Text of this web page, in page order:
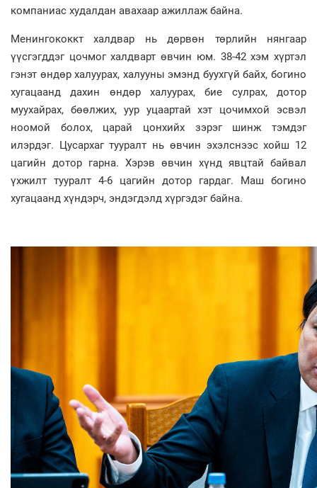
компаниас худалдан авахаар ажиллаж байна.
Менингококкт халдвар нь дөрвөн төрлийн нянгаар
үүсгэгддэг цочмог халдварт өвчин юм. 38-42 хэм хүртэл
гэнэт өндөр халуурах, халууны эмэнд буухгүй байх, богино
хугацаанд дахин өндөр халуурах, бие сулрах, дотор
муухайрах, бөөлжих, уур уцаартай хэт цочимхой эсвэл
ноомой болох, царай цонхийх зэрэг шинж тэмдэг
илэрдэг. Цусархаг тууралт нь өвчин эхэлснээс хойш 12
цагийн дотор гарна. Хэрэв өвчин хүнд явцтай байвал
үхжилт тууралт 4-6 цагийн дотор гардаг. Маш богино
хугацаанд хүндэрч, эндэгдэлд хүргэдэг байна.